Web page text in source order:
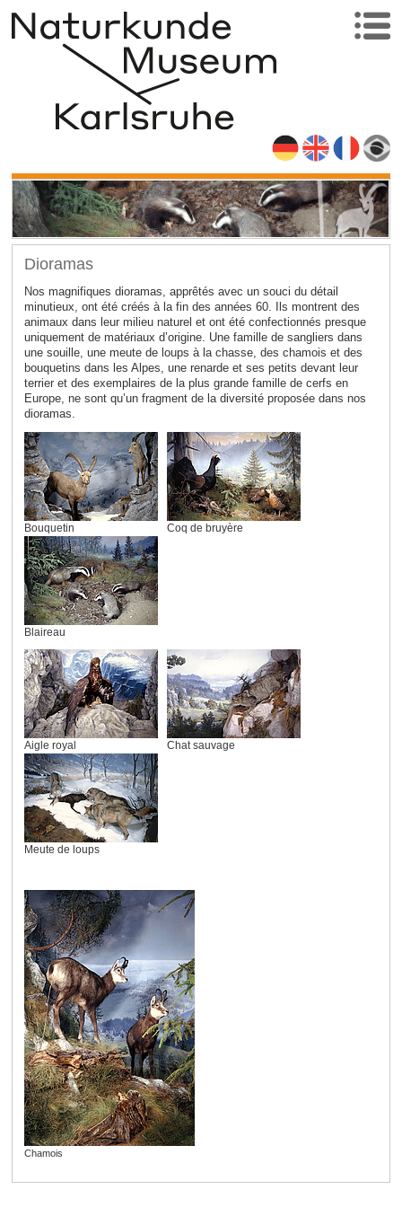
Dioramas
Nos magnifiques dioramas, apprêtés avec un souci du détail
minutieux, ont été créés à la fin des années 60. Ils montrent des
animaux dans leur milieu naturel et ont été confectionnés presque
uniquement de matériaux d’origine. Une famille de sangliers dans
une souille, une meute de loups à la chasse, des chamois et des
bouquetins dans les Alpes, une renarde et ses petits devant leur
terrier et des exemplaires de la plus grande famille de cerfs en
Europe, ne sont qu’un fragment de la diversité proposée dans nos
dioramas.
Bouquetin Coq de bruyère
Blaireau
Aigle royal Chat sauvage
Meute de loups
Chamois